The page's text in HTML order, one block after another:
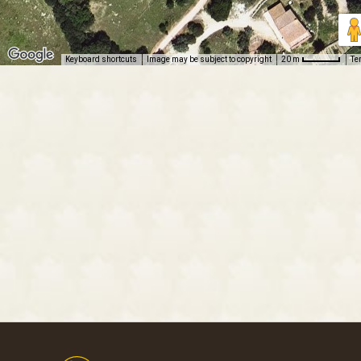
Keyboard shortcuts Image may be subject to copyright 20 m